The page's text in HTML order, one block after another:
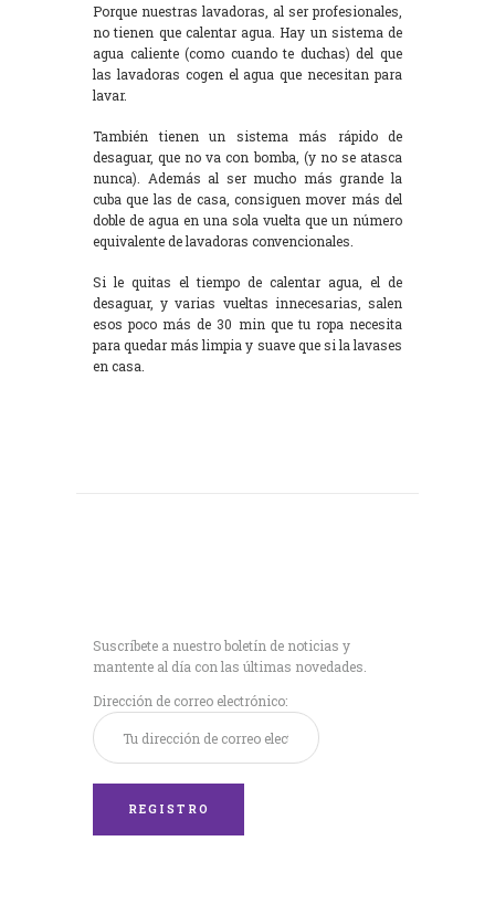
Porque nuestras lavadoras, al ser profesionales,
no tienen que calentar agua. Hay un sistema de
agua caliente (como cuando te duchas) del que
las lavadoras cogen el agua que necesitan para
lavar.
También tienen un sistema más rápido de
desaguar, que no va con bomba, (y no se atasca
nunca). Además al ser mucho más grande la
cuba que las de casa, consiguen mover más del
doble de agua en una sola vuelta que un número
equivalente de lavadoras convencionales.
Si le quitas el tiempo de calentar agua, el de
desaguar, y varias vueltas innecesarias, salen
esos poco más de 30 min que tu ropa necesita
para quedar más limpia y suave que si la lavases
en casa.
Suscríbete a nuestro boletín de noticias y
mantente al día con las últimas novedades.
Dirección de correo electrónico: